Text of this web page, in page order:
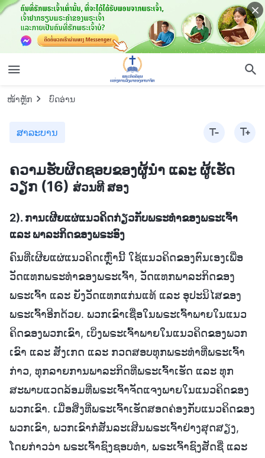
ໜ້າຫຼັກ ບົດອ່ານ
ສາລະບານ
ຄວາມຮັບຜິດຊອບຂອງຜູ້ນໍາ ແລະ ຜູ້ເຮັດ
ວຽກ (16) ສ່ວນທີ ສອງ
2). ການເຜີຍແຜ່ແນວຄິດກ່ຽວກັບພຣະທຳຂອງພຣະເຈົ້າ
ແລະ ພາລະກິດຂອງພຣະອົງ
ຄົນທີ່ເຜີຍແຜ່ແນວຄິດເຫຼົ່ານີ້ ໃຊ້ແນວຄິດຂອງຕົນເອງເພື່ອ
ວັດແທກພຣະທຳຂອງພຣະເຈົ້າ, ວັດແທກພາລະກິດຂອງ
ພຣະເຈົ້າ ແລະ ຍັງວັດແທກແກ່ນແທ້ ແລະ ອຸປະນິໄສຂອງ
ພຣະເຈົ້າອີກດ້ວຍ. ພວກເຂົາເຊື່ອໃນພຣະເຈົ້າພາຍໃນແນວ
ຄິດຂອງພວກເຂົາ, ເບິ່ງພຣະເຈົ້າພາຍໃນແນວຄິດຂອງພວກ
ເຂົາ ແລະ ສັງເກດ ແລະ ກວດສອບທຸກພຣະທຳທີ່ພຣະເຈົ້າ
ກ່າວ, ທຸກລາຍການພາລະກິດທີ່ພຣະເຈົ້າເຮັດ ແລະ ທຸກ
ສະພາບແວດລ້ອມທີ່ພຣະເຈົ້າຈັດແຈງພາຍໃນແນວຄິດຂອງ
ພວກເຂົາ. ເມື່ອສິ່ງທີ່ພຣະເຈົ້າເຮັດສອດຄ່ອງກັບແນວຄິດຂອງ
ພວກເຂົາ, ພວກເຂົາກໍສັນລະເສີນພຣະເຈົ້າຢ່າງສຸດສຽງ,
ໂດຍກ່າວວ່າ ພຣະເຈົ້າຊົງຊອບທຳ, ພຣະເຈົ້າຊົງສັດຊື່ ແລະ